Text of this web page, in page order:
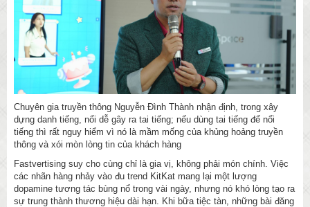
Chuyên gia truyền thông Nguyễn Đình Thành nhận định, trong xây
dựng danh tiếng, nổi dễ gây ra tai tiếng; nếu dùng tai tiếng để nổi
tiếng thì rất nguy hiểm vì nó là mầm mống của khủng hoảng truyền
thông và xói mòn lòng tin của khách hàng
Fastvertising suy cho cùng chỉ là gia vị, không phải món chính. Việc
các nhãn hàng nhảy vào đu trend KitKat mang lại một lượng
dopamine tương tác bùng nổ trong vài ngày, nhưng nó khó lòng tạo ra
sự trung thành thương hiệu dài hạn. Khi bữa tiệc tàn, những bài đăng